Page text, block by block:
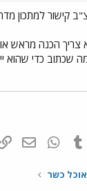
קישור למתכון
צריך הכנה מראש או
שכתוב כדי שהוא ייצא ממש
Pinterest
Tumblr
אוכל כשר